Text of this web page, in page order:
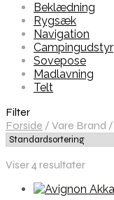
Beklædning
Rygsæk
Navigation
Campingudstyr
Sovepose
Madlavning
Telt
Filter
Forside / Vare Brand /
Viser 4 resultater